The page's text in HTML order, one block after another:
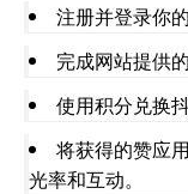
注册并登录你的
完成网站提供
使用积分兑换抖
将获得的赞应
光率和互动。